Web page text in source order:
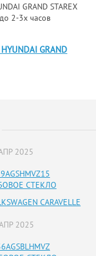
GRAND STAREX
2-3х часов
GRAND
2025
СТЕКЛО
CARAVELLE
2025